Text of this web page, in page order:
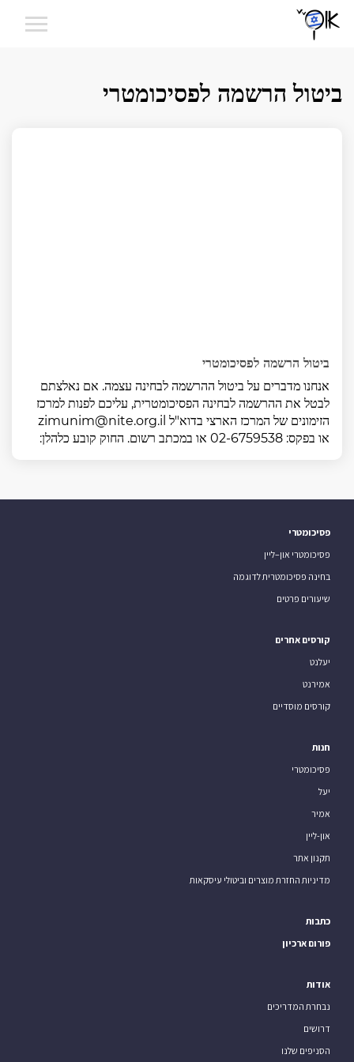
ביטול הרשמה לפסיכומטרי
ביטול הרשמה לפסיכומטרי
אנחנו מדברים על ביטול ההרשמה לבחינה עצמה. אם נאלצתם
לבטל את ההרשמה לבחינה הפסיכומטרית, עליכם לפנות למרכז
הזימונים של המרכז הארצי בדוא"ל zimunim@nite.org.il
או בפקס: 02-6759538 או במכתב רשום. החוק קובע כלהלן:
פסיכומטרי
פסיכומטרי און–ליין
בחינה פסיכומטרית לדוגמה
שיעורים פרטים
קורסים אחרים
יעלנט
אמירנט
קורסים מוסדיים
חנות
פסיכומטרי
יעל
אמיר
און-ליין
תקנון אתר
מדיניות החזרת מוצרים וביטולי עיסקאות
כתבות
פורום ארכיון
אודות
נבחרת המדריכים
דרושים
הסניפים שלנו